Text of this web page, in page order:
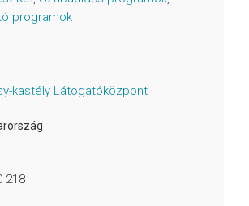
programok
kastély Látogatóközpont
218